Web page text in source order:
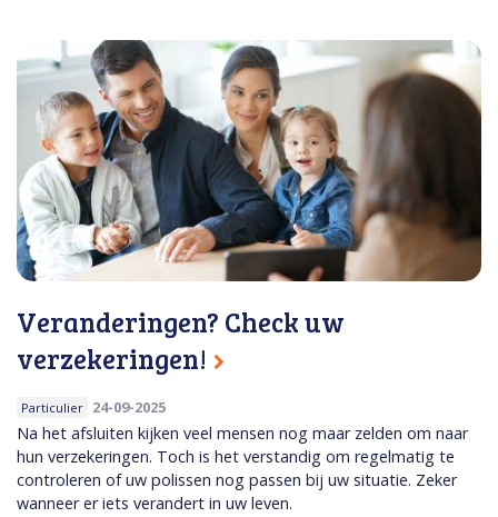
Veranderingen? Check uw
verzekeringen!
Particulier 24-09-2025
Na het afsluiten kijken veel mensen nog maar zelden om naar
hun verzekeringen. Toch is het verstandig om regelmatig te
controleren of uw polissen nog passen bij uw situatie. Zeker
wanneer er iets verandert in uw leven.